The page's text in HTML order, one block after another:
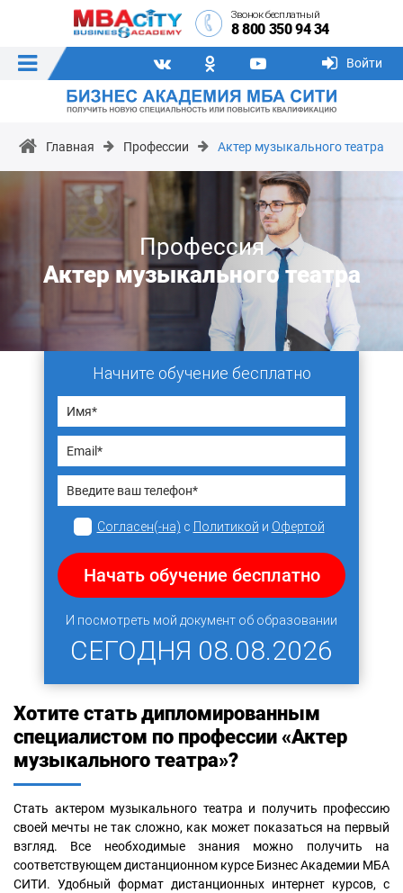
Звонок бесплатный
8 800 350 94 34
Войти
Главная Профессии Актер музыкального театра
Профессия
Актер музыкального театра
Начните обучение бесплатно
Согласен(-на) с Политикой и Офертой
Начать обучение бесплатно
И посмотреть мой документ об образовании
СЕГОДНЯ 08.08.2026
Хотите стать дипломированным
специалистом по профессии «Актер
музыкального театра»?
Стать актером музыкального театра и получить профессию
своей мечты не так сложно, как может показаться на первый
взгляд. Все необходимые знания можно получить на
соответствующем дистанционном курсе Бизнес Академии МБА
СИТИ. Удобный формат дистанционных интернет курсов, с